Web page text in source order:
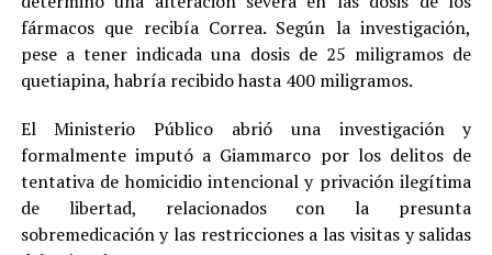
fármacos que recibía Correa. Según la investigación,
pese a tener indicada una dosis de 25 miligramos de
quetiapina, habría recibido hasta 400 miligramos.
El Ministerio Público abrió una investigación y
formalmente imputó a Giammarco por los delitos de
tentativa de homicidio intencional y privación ilegítima
de libertad, relacionados con la presunta
sobremedicación y las restricciones a las visitas y salidas